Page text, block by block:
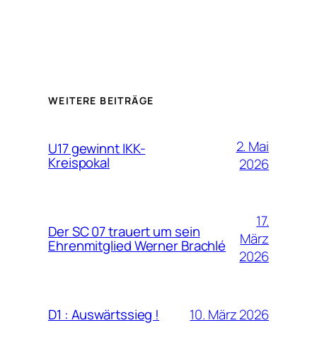
WEITERE BEITRÄGE
U17 gewinnt IKK-
Kreispokal
2. Mai
2026
Der SC 07 trauert um sein
Ehrenmitglied Werner Brachlé
17.
März
2026
D1 : Auswärtssieg ! 10. März 2026